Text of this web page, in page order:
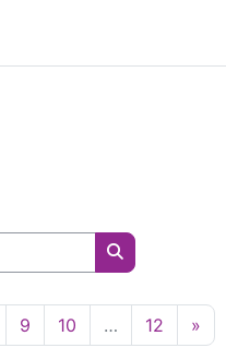
Search courses
Page 8
9 Page 9
10 … 12 Page 12
»